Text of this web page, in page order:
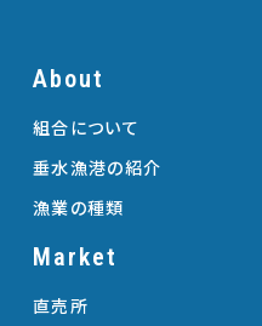
About
組合について
垂水漁港の紹介
漁業の種類
Market
直売所